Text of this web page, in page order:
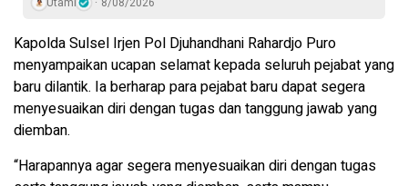
Kapolda Sulsel Irjen Pol Djuhandhani Rahardjo Puro
menyampaikan ucapan selamat kepada seluruh pejabat yang
baru dilantik. Ia berharap para pejabat baru dapat segera
menyesuaikan diri dengan tugas dan tanggung jawab yang
diemban.
“Harapannya agar segera menyesuaikan diri dengan tugas